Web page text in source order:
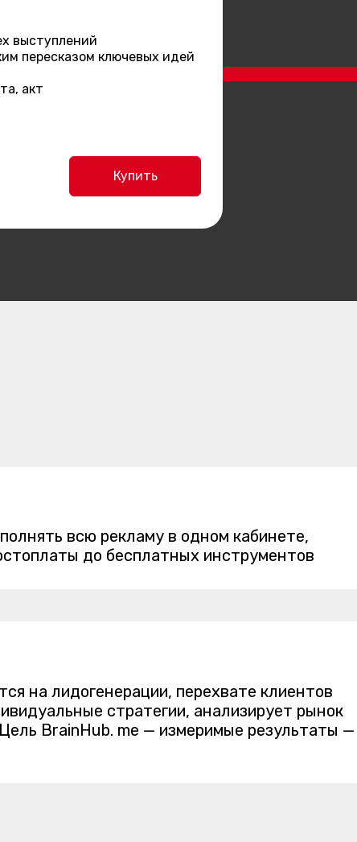
выступлений
пересказом ключевых идей
акт
Купить
всю рекламу в одном кабинете,
до бесплатных инструментов
на лидогенерации, перехвате клиентов
стратегии, анализирует рынок
BrainHub. me — измеримые результаты —